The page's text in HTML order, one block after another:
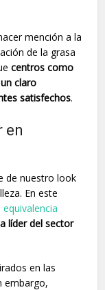
mención a la
de la grasa
centros como
claro
satisfechos.
en
de nuestro look
En este
líder del sector
en las
embargo,